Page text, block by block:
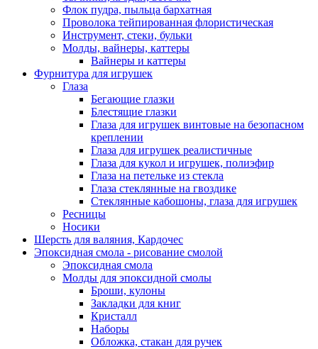
Флок пудра, пыльца бархатная
Проволока тейпированная флористическая
Инструмент, стеки, бульки
Молды, вайнеры, каттеры
Вайнеры и каттеры
Фурнитура для игрушек
Глаза
Бегающие глазки
Блестящие глазки
Глаза для игрушек винтовые на безопасном
креплении
Глаза для игрушек реалистичные
Глаза для кукол и игрушек, полиэфир
Глаза на петельке из стекла
Глаза стеклянные на гвоздике
Стеклянные кабошоны, глаза для игрушек
Ресницы
Носики
Шерсть для валяния, Кардочес
Эпоксидная смола - рисование смолой
Эпоксидная смола
Молды для эпоксидной смолы
Броши, кулоны
Закладки для книг
Кристалл
Наборы
Обложка, стакан для ручек